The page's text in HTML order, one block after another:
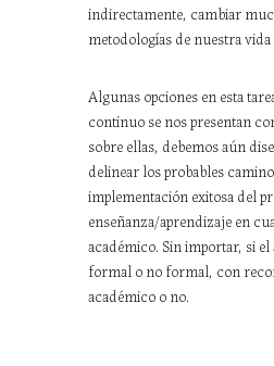
indirectamente, cambiar
metodologías de nuestra
Algunas opciones en esta
continuo se nos presentan
sobre ellas, debemos aún
delinear los probables
implementación exitosa del
enseñanza/aprendizaje en
académico. Sin importar, si el
formal o no formal, con
académico o no.